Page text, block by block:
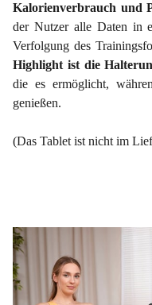
Kalorienverbrauch und
der Nutzer alle Daten in
Verfolgung des
Highlight ist die
die es ermöglicht,
genießen.
(Das Tablet ist nicht im